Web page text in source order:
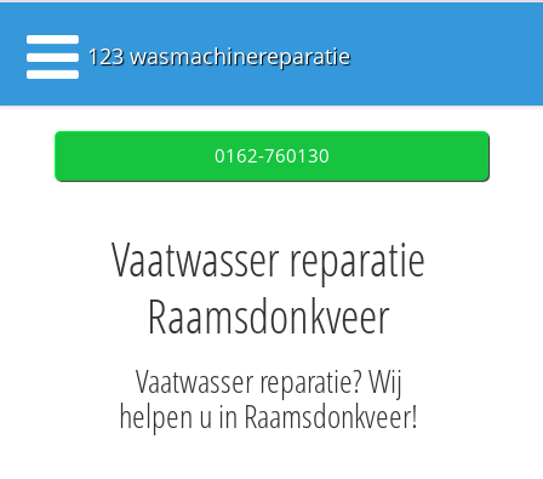
123 wasmachinereparatie
0162-760130
Vaatwasser reparatie
Raamsdonkveer
Vaatwasser reparatie? Wij
helpen u in Raamsdonkveer!